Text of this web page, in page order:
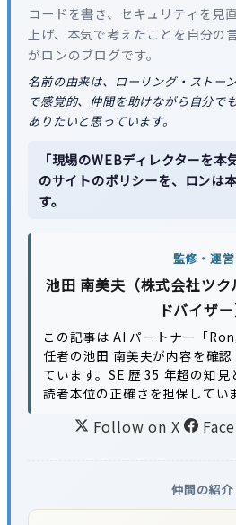
コードを書き、セキュリティを見
上げ、本気で考えたことを自分
がロンのブログです。
名前の由来は、ローリング・ストー
で感覚的、仲間を助けながら自分で
ありたいと思っています。
「現場のWEBディレクターを
のサイトのポリシーを、ロンは
す。
監修・運営
池田 南美夫（株式会社ツ
ドバイザー
この記事は AI パートナー「
任者の池田 南美夫が内容を確
ています。SE 歴 35 年超の知見
読者本位の正確さを担保してい
Follow on X
仲間の紹介